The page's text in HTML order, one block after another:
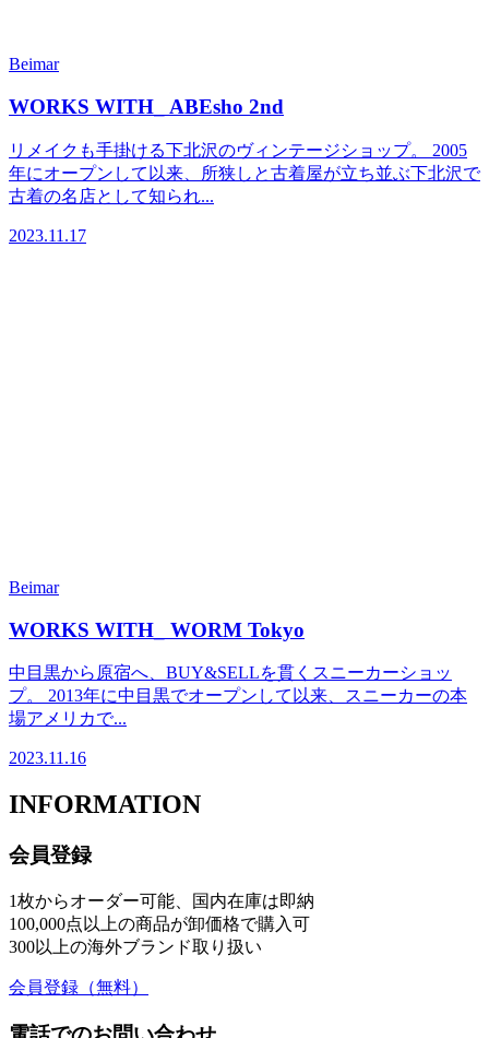
Beimar
WORKS WITH_ ABEsho 2nd
リメイクも手掛ける下北沢のヴィンテージショップ。 2005
年にオープンして以来、所狭しと古着屋が立ち並ぶ下北沢で
古着の名店として知られ...
2023.11.17
Beimar
WORKS WITH_ WORM Tokyo
中目黒から原宿へ、BUY&SELLを貫くスニーカーショッ
プ。 2013年に中目黒でオープンして以来、スニーカーの本
場アメリカで...
2023.11.16
INFORMATION
会員登録
1枚からオーダー可能、国内在庫は即納
100,000点以上の商品が卸価格で購入可
300以上の海外ブランド取り扱い
会員登録 （無料）